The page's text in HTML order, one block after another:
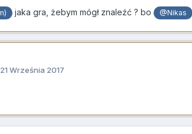
jaka gra, żebym mógł znaleźć ? bo @Nikas
21 Września 2017